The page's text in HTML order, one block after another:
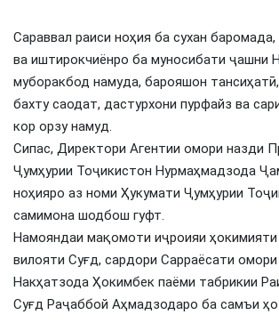
Сараввал раиси ноҳия ба сухан
ва иштирокчиёнро ба муносибати ҷашни
муборакбод намуда, барояшон
бахту саодат, дастурхони пурфайз ва
кор орзу намуд.
Сипас, Директори Агентии омори назди
Ҷумҳурии Тоҷикистон Нурмаҳмадзода
ноҳияро аз номи Ҳукумати Ҷумҳурии
самимона шодбош гуфт.
Намояндаи мақомоти иҷроияи ҳокимияти
вилояти Суғд, сардори Сарраёсати
Накҳатзода Ҳокимбек паёми табрикии
Суғд Раҷаббой Аҳмадзодаро ба самъи